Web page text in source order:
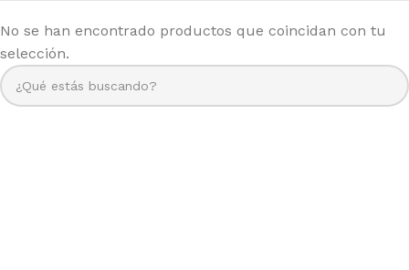
No se han encontrado productos que coincidan con tu
selección.